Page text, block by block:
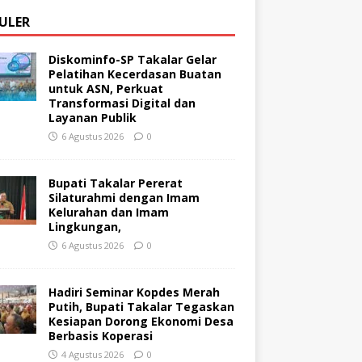
Diskominfo-SP Takalar Gelar
Pelatihan Kecerdasan Buatan
untuk ASN, Perkuat
Transformasi Digital dan
Layanan Publik
6 Agustus 2026 0
Bupati Takalar Pererat
Silaturahmi dengan Imam
Kelurahan dan Imam
Lingkungan,
6 Agustus 2026 0
Hadiri Seminar Kopdes Merah
Putih, Bupati Takalar Tegaskan
Kesiapan Dorong Ekonomi Desa
Berbasis Koperasi
4 Agustus 2026 0